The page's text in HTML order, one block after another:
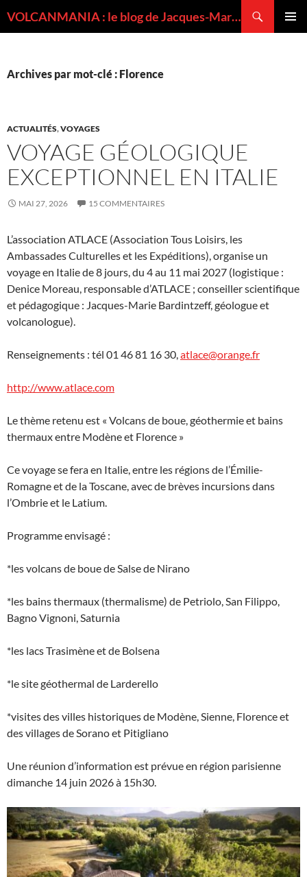
VOLCANMANIA : le blog de Jacques-Marie BARDINTZEFF, volcanologue
Archives par mot-clé : Florence
ACTUALITÉS,VOYAGES
VOYAGE GÉOLOGIQUE
EXCEPTIONNEL EN ITALIE
MAI 27, 2026 15 COMMENTAIRES
L’association ATLACE (Association Tous Loisirs, les
Ambassades Culturelles et les Expéditions), organise un
voyage en Italie de 8 jours, du 4 au 11 mai 2027 (logistique :
Denice Moreau, responsable d’ATLACE ; conseiller scientifique
et pédagogique : Jacques-Marie Bardintzeff, géologue et
volcanologue).
Renseignements : tél 01 46 81 16 30,atlace@orange.fr
http://www.atlace.com
Le thème retenu est « Volcans de boue, géothermie et bains
thermaux entre Modène et Florence »
Ce voyage se fera en Italie, entre les régions de l’Émilie-
Romagne et de la Toscane, avec de brèves incursions dans
l’Ombrie et le Latium.
Programme envisagé :
*les volcans de boue de Salse de Nirano
*les bains thermaux (thermalisme) de Petriolo, San Filippo,
Bagno Vignoni, Saturnia
*les lacs Trasimène et de Bolsena
*le site géothermal de Larderello
*visites des villes historiques de Modène, Sienne, Florence et
des villages de Sorano et Pitigliano
Une réunion d’information est prévue en région parisienne
dimanche 14 juin 2026 à 15h30.